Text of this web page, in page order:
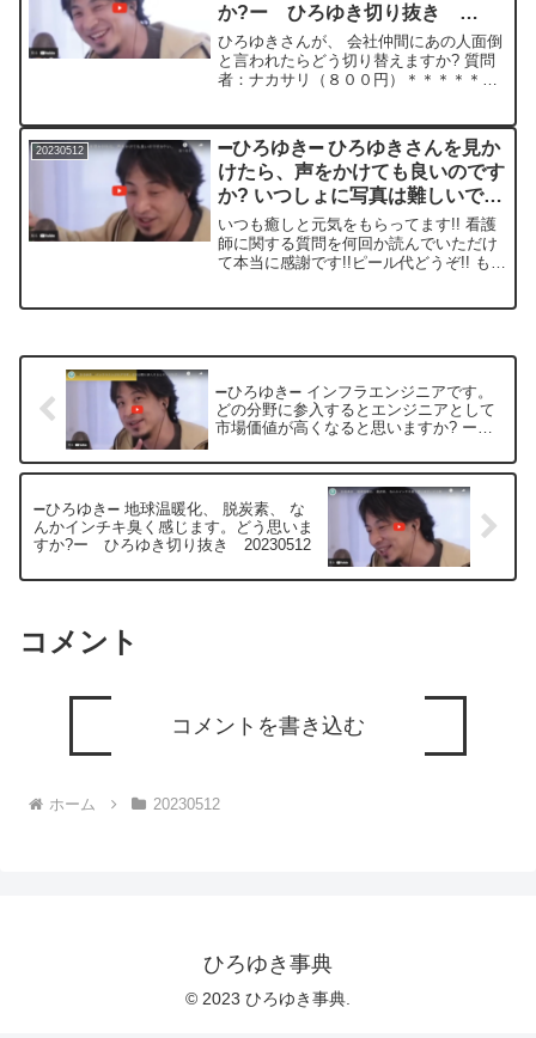
か?ー ひろゆき切り抜き
20230512
ひろゆきさんが、 会社仲間にあの人面倒
と言われたらどう切り替えますか? 質問
者：ナカサリ（８００円）＊＊＊＊＊＊
と自分が株主である会社は置いといて他
の会社で言われたとし...
20230512
➖ひろゆき➖ ひろゆきさんを見か
けたら、声をかけても良いのです
か? いつしょに写真は難しいです
か?ー ひろゆき切り抜き
20230512
いつも癒しと元気をもらってます!! 看護
師に関する質問を何回か読んでいただけ
て本当に感謝です!!ピール代どうぞ!! も
➖ひろゆき➖ インフラエンジニアです。
どの分野に参入するとエンジニアとして
市場価値が高くなると思いますか? ー
➖ひろゆき➖ 地球温暖化、 脱炭素、 な
んかインチキ臭く感じます。どう思いま
すか?ー ひろゆき切り抜き 20230512
コメント
コメントを書き込む
ホーム 20230512
ひろゆき事典
© 2023 ひろゆき事典.